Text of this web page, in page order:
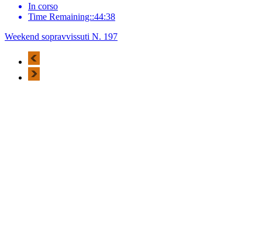
In corso
Time Remaining::44:38
Weekend sopravvissuti N. 197